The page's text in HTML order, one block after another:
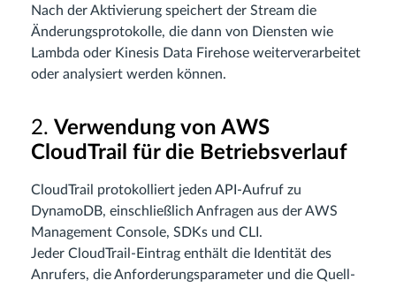
Nach der Aktivierung speichert der Stream die
Änderungsprotokolle, die dann von Diensten wie
Lambda oder Kinesis Data Firehose weiterverarbeitet
oder analysiert werden können.
2. Verwendung von AWS
CloudTrail für die Betriebsverlauf
CloudTrail protokolliert jeden API-Aufruf zu
DynamoDB, einschließlich Anfragen aus der AWS
Management Console, SDKs und CLI.
Jeder CloudTrail-Eintrag enthält die Identität des
Anrufers, die Anforderungsparameter und die Quell-